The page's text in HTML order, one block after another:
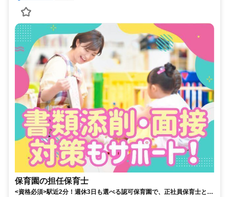
保育園の担任保育士
<資格必須>駅近2分！週休3日も選べる認可保育園で、正社員保育士とし